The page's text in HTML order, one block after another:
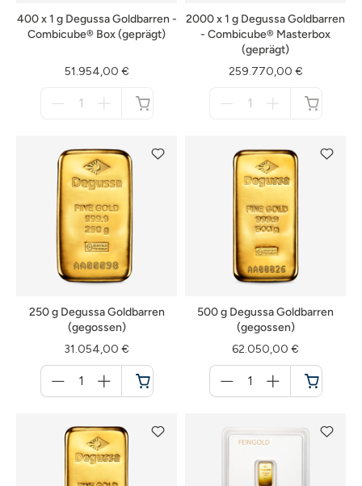
400 x 1 g Degussa Goldbarren -
Combicube® Box (geprägt)
51.954,00 €
2000 x 1 g Degussa Goldbarren
- Combicube® Masterbox
(geprägt)
259.770,00 €
250 g Degussa Goldbarren
(gegossen)
31.054,00 €
für
Warenkorb
500 g Degussa Goldbarren
(gegossen)
62.050,00 €
für
Warenkorb